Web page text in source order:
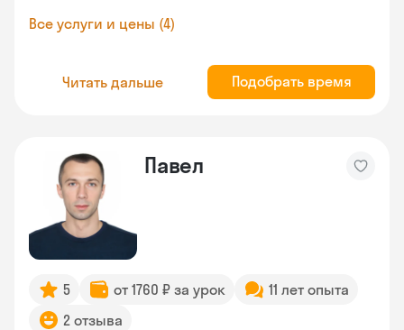
Все услуги и цены (4)
Читать дальше Подобрать время
Павел
5 от 1760 ₽ за урок
11 лет опыта
2 отзыва